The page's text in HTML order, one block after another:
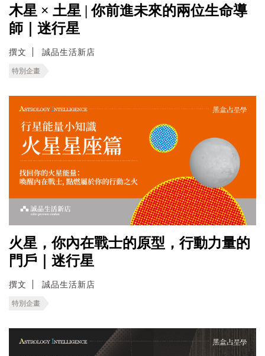
木星 × 土星 | 你前進未來的兩位生命導
師｜迷行星
撰文 誠品生活新店
特別企畫
火星，你內在戰士的原型，行動力量的
門戶｜迷行星
撰文 誠品生活新店
特別企畫